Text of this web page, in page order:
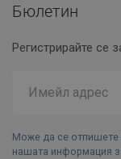
Бюлетин
Регистрирайте се
Може да се отпишете
нашата информация